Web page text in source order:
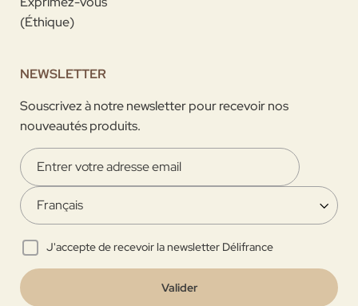
(Éthique)
NEWSLETTER
Souscrivez à notre newsletter pour recevoir nos
nouveautés produits.
J'accepte de recevoir la newsletter Délifrance
Valider